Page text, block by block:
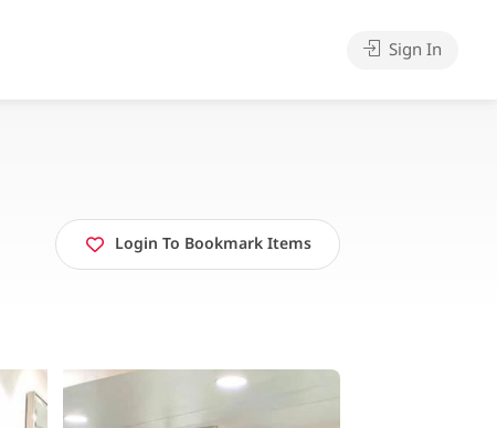
Sign In
Login To Bookmark Items